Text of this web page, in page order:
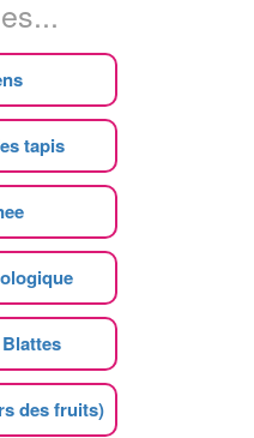
tapis
des fruits)